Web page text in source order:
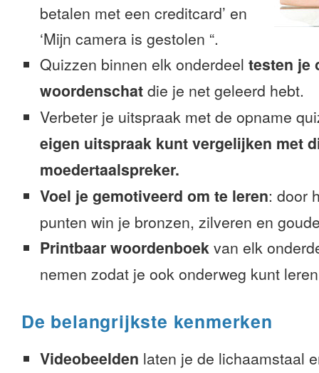
betalen met een creditcard’ en
‘Mijn camera is gestolen “.
Quizzen binnen elk onderdeel testen je
woordenschat die je net geleerd hebt.
Verbeter je uitspraak met de opname
eigen uitspraak kunt vergelijken met
moedertaalspreker.
Voel je gemotiveerd om te leren: door
punten win je bronzen, zilveren en
Printbaar woordenboek van elk
nemen zodat je ook onderweg kunt
De belangrijkste kenmerken
Videobeelden laten je de lichaamstaal